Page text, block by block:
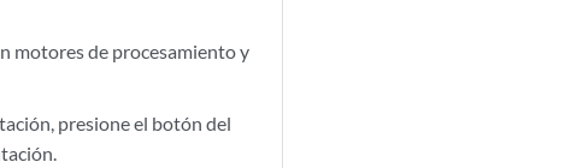
motores de procesamiento y
presione el botón del